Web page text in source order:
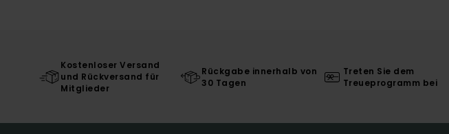
Kostenloser Versand
und Rückversand für
Mitglieder
Rückgabe innerhalb von
30 Tagen
Treten Sie dem
Treueprogramm bei